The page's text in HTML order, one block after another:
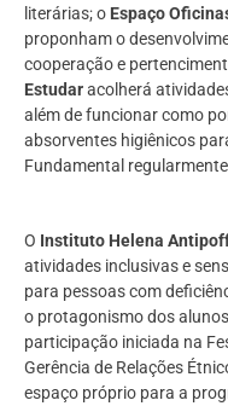
literárias; o Espaço
proponham o
cooperação e
Estudaracolherá
além de funcionar como
absorventes higiênicos
Fundamental
O Instituto Helena
atividades inclusivas e
para pessoas com
o protagonismo dos
participação iniciada na
Gerência de Relações
espaço próprio para a